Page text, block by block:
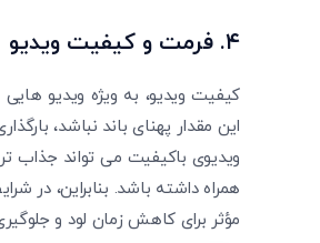
۴. فرمت و کیفیت ویدیو
این مقدار پهنای باند نباشد،
ویدیوی باکیفیت می‌ تواند جذاب
همراه داشته باشد. بنابراین، در
مؤثر برای کاهش زمان لود و